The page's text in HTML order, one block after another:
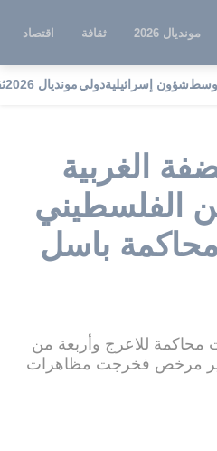
مونديال 2026 ثقافة اقتصاد
شؤون إسرائيليةدوليمونديال 2026
الغربية
الفلسطيني
باسل
محاكمة للاعرج وأربعة من
غير مرخص فخرجت مظاهرات